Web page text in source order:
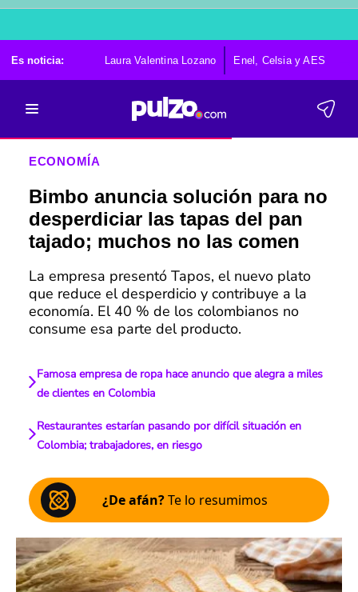
Es noticia: Laura Valentina Lozano Enel, Celsia y AES
ECONOMÍA
Bimbo anuncia solución para no
desperdiciar las tapas del pan
tajado; muchos no las comen
La empresa presentó Tapos, el nuevo plato
que reduce el desperdicio y contribuye a la
economía. El 40 % de los colombianos no
consume esa parte del producto.
Famosa empresa de ropa hace anuncio que alegra a miles
de clientes en Colombia
Restaurantes estarían pasando por difícil situación en
Colombia; trabajadores, en riesgo
¿De afán?Te lo resumimos